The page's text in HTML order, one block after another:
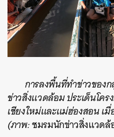
การลงพื้นที่ทำข่าวของ
ข่าวสิ่งแวดล้อม ประเด็นโค
เชียงใหม่และแม่ฮ่องสอน เ
(ภาพ:ชมรมนักข่าวสิ่งแวดล้